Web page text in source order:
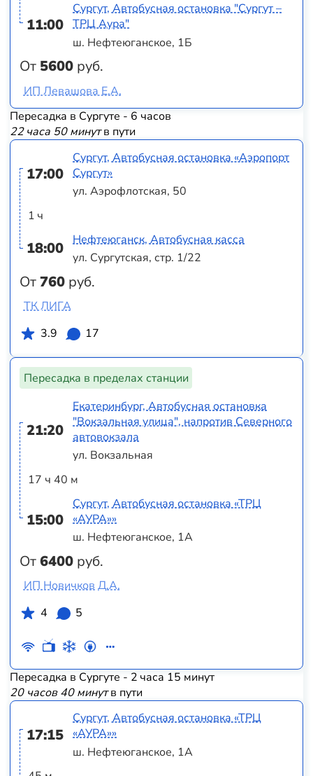
11:00
От 5600 руб.
Сургут, Автобусная остановка "Сургут –
ТРЦ Аура"
ш. Нефтеюганское, 1Б
ИП Левашова Е.А.
Пересадка в Сургуте - 6 часов
22 часа 50 минутв пути
17:00
1 ч
18:00
От760 руб.
Сургут, Автобусная остановка «Аэропорт
Сургут»
ул. Аэрофлотская, 50
Нефтеюганск, Автобусная касса
ул. Сургутская, стр. 1/22
ТК ЛИГА
3.9
17
Пересадка в пределах станции
21:20
17 ч 40 м
15:00
От6400 руб.
Екатеринбург, Автобусная остановка
"Вокзальная улица", напротив Северного
автовокзала
ул. Вокзальная
Сургут, Автобусная остановка «ТРЦ
«АУРА»»
ш. Нефтеюганское, 1А
ИП Новичков Д.А.
4
5
Пересадка в Сургуте - 2 часа 15 минут
20 часов 40 минутв пути
17:15
Сургут, Автобусная остановка «ТРЦ
«АУРА»»
ш. Нефтеюганское, 1А